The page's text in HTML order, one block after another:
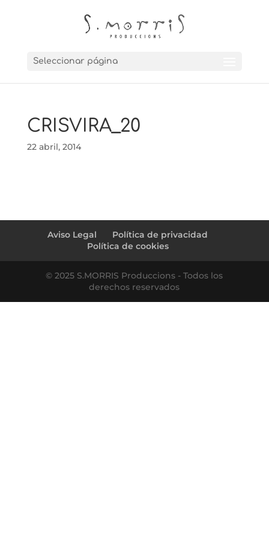
Seleccionar página
CRISVIRA_20
22 abril, 2014
Aviso Legal
Política de privacidad
Política de cookies
© 2025 S.MORRIS Produccions - Todos los
derechos reservados